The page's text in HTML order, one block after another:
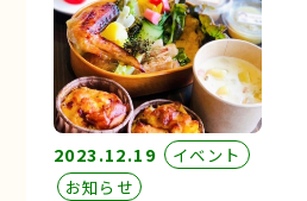
2023.12.19
イベント
お知らせ